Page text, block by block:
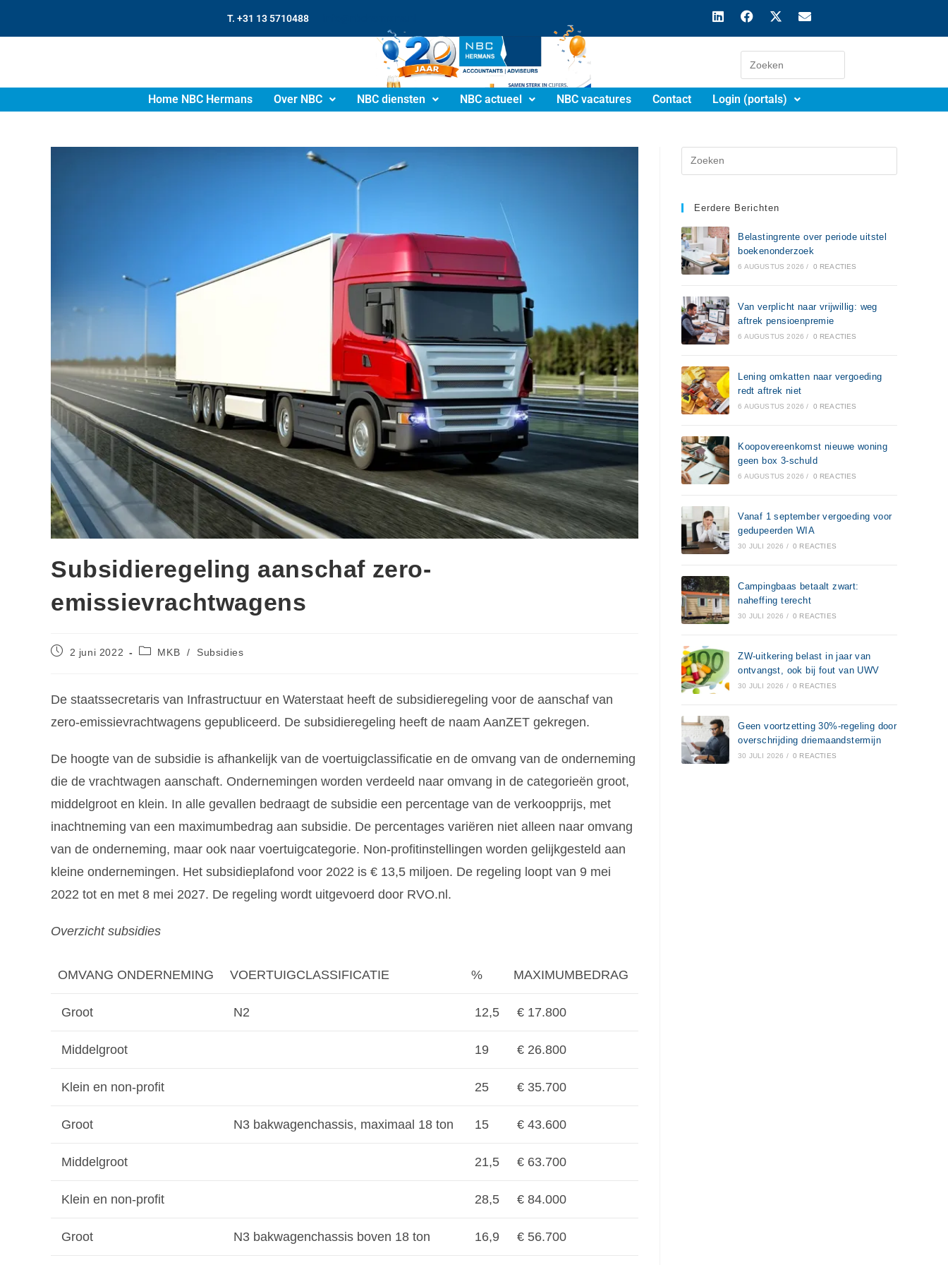
T. +31 13 5710488
Home NBC Hermans Over NBC NBC diensten NBC actueel NBC vacatures Contact Login (portals)
Subsidieregeling aanschaf zero-
emissievrachtwagens
2 juni 2022 MKB / Subsidies
De staatssecretaris van Infrastructuur en Waterstaat heeft de subsidieregeling voor de aanschaf van
zero-emissievrachtwagens gepubliceerd. De subsidieregeling heeft de naam AanZET gekregen.
De hoogte van de subsidie is afhankelijk van de voertuigclassificatie en de omvang van de onderneming
die de vrachtwagen aanschaft. Ondernemingen worden verdeeld naar omvang in de categorieën groot,
middelgroot en klein. In alle gevallen bedraagt de subsidie een percentage van de verkoopprijs, met
inachtneming van een maximumbedrag aan subsidie. De percentages variëren niet alleen naar omvang
van de onderneming, maar ook naar voertuigcategorie. Non-profitinstellingen worden gelijkgesteld aan
kleine ondernemingen. Het subsidieplafond voor 2022 is € 13,5 miljoen. De regeling loopt van 9 mei
2022 tot en met 8 mei 2027. De regeling wordt uitgevoerd door RVO.nl.
Overzicht subsidies
OMVANG ONDERNEMING VOERTUIGCLASSIFICATIE % MAXIMUMBEDRAG
Groot N2 12,5 € 17.800
Middelgroot 19 € 26.800
Klein en non-profit 25 € 35.700
Groot N3 bakwagenchassis, maximaal 18 ton 15 € 43.600
Middelgroot 21,5 € 63.700
Klein en non-profit 28,5 € 84.000
Groot N3 bakwagenchassis boven 18 ton 16,9 € 56.700
Eerdere Berichten
Belastingrente over periode uitstel
boekenonderzoek
6 AUGUSTUS 2026 / 0 REACTIES
Van verplicht naar vrijwillig: weg
aftrek pensioenpremie
6 AUGUSTUS 2026 / 0 REACTIES
Lening omkatten naar vergoeding
redt aftrek niet
6 AUGUSTUS 2026 / 0 REACTIES
Koopovereenkomst nieuwe woning
geen box 3-schuld
6 AUGUSTUS 2026 / 0 REACTIES
Vanaf 1 september vergoeding voor
gedupeerden WIA
30 JULI 2026 / 0 REACTIES
Campingbaas betaalt zwart:
naheffing terecht
30 JULI 2026 / 0 REACTIES
ZW-uitkering belast in jaar van
ontvangst, ook bij fout van UWV
30 JULI 2026 / 0 REACTIES
Geen voortzetting 30%-regeling door
overschrijding driemaandstermijn
30 JULI 2026 / 0 REACTIES